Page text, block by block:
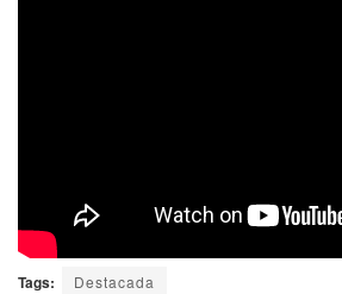
Tags: Destacada